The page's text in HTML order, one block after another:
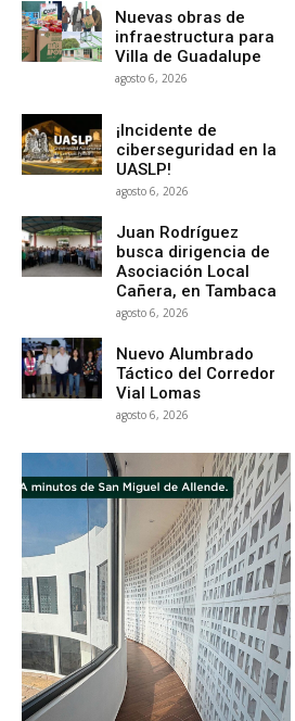
Nuevas obras de
infraestructura para
Villa de Guadalupe
agosto 6, 2026
¡Incidente de
ciberseguridad en la
UASLP!
agosto 6, 2026
Juan Rodríguez
busca dirigencia de
Asociación Local
Cañera, en Tambaca
agosto 6, 2026
Nuevo Alumbrado
Táctico del Corredor
Vial Lomas
agosto 6, 2026